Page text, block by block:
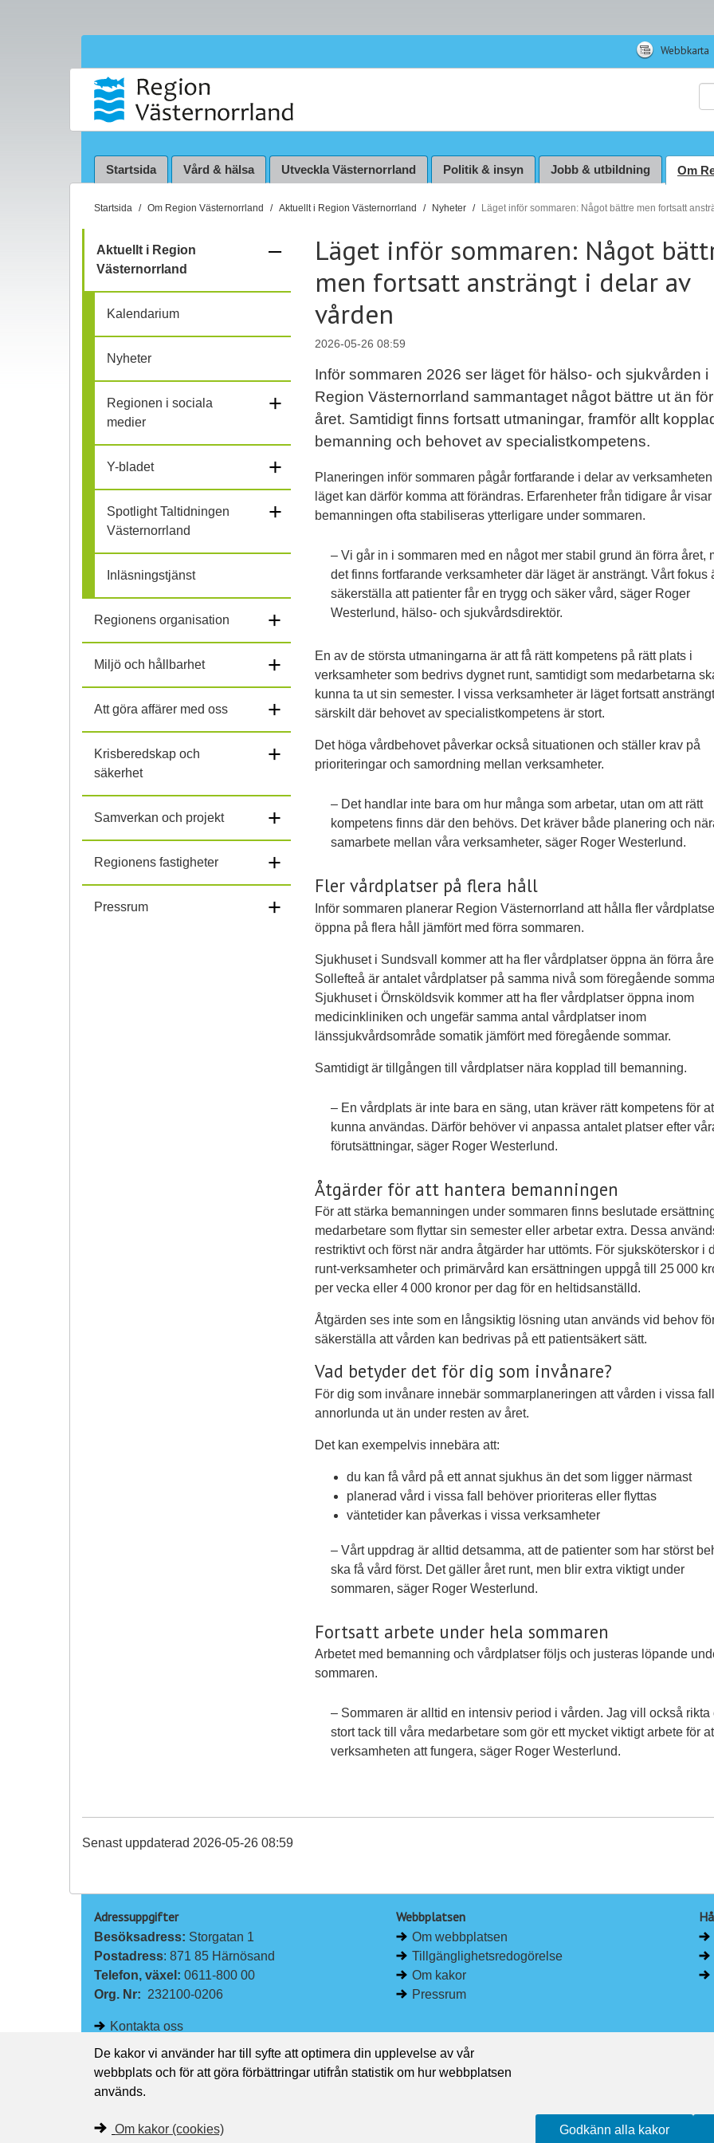
Webbkarta
Startsida Vård & hälsa Utveckla Västernorrland Politik & insyn Jobb & utbildning Om
D
ä
r
h
:
Startsida Om Region Västernorrland Aktuellt i Region Västernorrland Nyheter Läget inför sommaren: Något bättre men fortsatt
Aktuellt i Region
Västernorrland
–
l
h
o
p
Kalendarium
Nyheter
Regionen i sociala
medier
+
Y-bladet +
Spotlight Taltidningen
Västernorrland
+
Inläsningstjänst
Regionens organisation +
Miljö och hållbarhet +
Att göra affärer med oss +
Krisberedskap och
säkerhet
+
Samverkan och projekt +
Regionens fastigheter +
Pressrum +
Läget inför sommaren: Något
men fortsatt ansträngt i delar av
vården
2026-05-26 08:59
Inför sommaren 2026 ser läget för hälso- och sjukvården i
Region Västernorrland sammantaget något bättre ut än
året. Samtidigt finns fortsatt utmaningar, framför allt
bemanning och behovet av specialistkompetens.
Planeringen inför sommaren pågår fortfarande i delar av
läget kan därför komma att förändras. Erfarenheter från tidigare år visar
bemanningen ofta stabiliseras ytterligare under sommaren.
– Vi går in i sommaren med en något mer stabil grund än förra året,
det finns fortfarande verksamheter där läget är ansträngt. Vårt fokus
säkerställa att patienter får en trygg och säker vård, säger Roger
Westerlund, hälso- och sjukvårdsdirektör.
En av de största utmaningarna är att få rätt kompetens på rätt plats i
verksamheter som bedrivs dygnet runt, samtidigt som medarbetarna
kunna ta ut sin semester. I vissa verksamheter är läget fortsatt
särskilt där behovet av specialistkompetens är stort.
Det höga vårdbehovet påverkar också situationen och ställer krav på
prioriteringar och samordning mellan verksamheter.
– Det handlar inte bara om hur många som arbetar, utan om att rätt
kompetens finns där den behövs. Det kräver både planering och
samarbete mellan våra verksamheter, säger Roger Westerlund.
Fler vårdplatser på flera håll
Inför sommaren planerar Region Västernorrland att hålla fler
öppna på flera håll jämfört med förra sommaren.
Sjukhuset i Sundsvall kommer att ha fler vårdplatser öppna än förra
Sollefteå är antalet vårdplatser på samma nivå som föregående
Sjukhuset i Örnsköldsvik kommer att ha fler vårdplatser öppna inom
medicinkliniken och ungefär samma antal vårdplatser inom
länssjukvårdsområde somatik jämfört med föregående sommar.
Samtidigt är tillgången till vårdplatser nära kopplad till bemanning.
– En vårdplats är inte bara en säng, utan kräver rätt kompetens för
kunna användas. Därför behöver vi anpassa antalet platser efter
förutsättningar, säger Roger Westerlund.
Åtgärder för att hantera bemanningen
För att stärka bemanningen under sommaren finns beslutade
medarbetare som flyttar sin semester eller arbetar extra. Dessa
restriktivt och först när andra åtgärder har uttömts. För sjuksköterskor i
runt-verksamheter och primärvård kan ersättningen uppgå till 25 000
per vecka eller 4 000 kronor per dag för en heltidsanställd.
Åtgärden ses inte som en långsiktig lösning utan används vid behov
säkerställa att vården kan bedrivas på ett patientsäkert sätt.
Vad betyder det för dig som invånare?
För dig som invånare innebär sommarplaneringen att vården i vissa
annorlunda ut än under resten av året.
Det kan exempelvis innebära att:
du kan få vård på ett annat sjukhus än det som ligger närmast
planerad vård i vissa fall behöver prioriteras eller flyttas
väntetider kan påverkas i vissa verksamheter
– Vårt uppdrag är alltid detsamma, att de patienter som har störst
ska få vård först. Det gäller året runt, men blir extra viktigt under
sommaren, säger Roger Westerlund.
Fortsatt arbete under hela sommaren
Arbetet med bemanning och vårdplatser följs och justeras löpande
sommaren.
– Sommaren är alltid en intensiv period i vården. Jag vill också rikta
stort tack till våra medarbetare som gör ett mycket viktigt arbete för
verksamheten att fungera, säger Roger Westerlund.
Senast uppdaterad 2026-05-26 08:59
Adressuppgifter
Besöksadress: Storgatan 1
Postadress: 871 85 Härnösand
Telefon, växel: 0611-800 00
Org. Nr: 232100-0206
Kontakta oss
Webbplatsen
Om webbplatsen
Tillgänglighetsredogörelse
Om kakor
Pressrum
De kakor vi använder har till syfte att optimera din upplevelse av vår
webbplats och för att göra förbättringar utifrån statistik om hur webbplatsen
används.
Om kakor (cookies) Godkänn alla kakor